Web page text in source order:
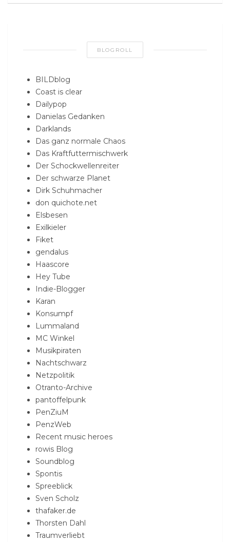
BLOGROLL
BILDblog
Coast is clear
Dailypop
Danielas Gedanken
Darklands
Das ganz normale Chaos
Das Kraftfuttermischwerk
Der Schockwellenreiter
Der schwarze Planet
Dirk Schuhmacher
don quichote.net
Elsbesen
Exilkieler
Fiket
gendalus
Haascore
Hey Tube
Indie-Blogger
Karan
Konsumpf
Lummaland
MC Winkel
Musikpiraten
Nachtschwarz
Netzpolitik
Otranto-Archive
pantoffelpunk
PenZiuM
PenzWeb
Recent music heroes
rowis Blog
Soundblog
Spontis
Spreeblick
Sven Scholz
thafaker.de
Thorsten Dahl
Traumverliebt